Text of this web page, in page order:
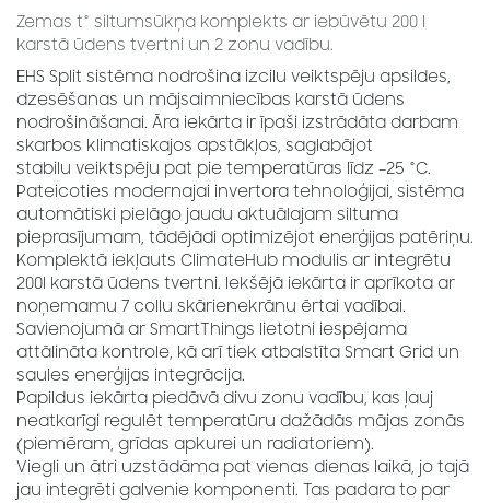
Zemas t° siltumsūkņa komplekts ar iebūvētu 200 l
karstā ūdens tvertni un 2 zonu vadību.
EHS Split sistēma nodrošina izcilu veiktspēju apsildes,
dzesēšanas un mājsaimniecības karstā ūdens
nodrošināšanai. Āra iekārta ir īpaši izstrādāta darbam
skarbos klimatiskajos apstākļos, saglabājot
stabilu veiktspēju pat pie temperatūras līdz –25 °C.
Pateicoties modernajai invertora tehnoloģijai, sistēma
automātiski pielāgo jaudu aktuālajam siltuma
pieprasījumam, tādējādi optimizējot enerģijas patēriņu.
Komplektā iekļauts ClimateHub modulis ar integrētu
200l karstā ūdens tvertni. Iekšējā iekārta ir aprīkota ar
noņemamu 7 collu skārienekrānu ērtai vadībai.
Savienojumā ar SmartThings lietotni iespējama
attālināta kontrole, kā arī tiek atbalstīta Smart Grid un
saules enerģijas integrācija.
Papildus iekārta piedāvā divu zonu vadību, kas ļauj
neatkarīgi regulēt temperatūru dažādās mājas zonās
(piemēram, grīdas apkurei un radiatoriem).
Viegli un ātri uzstādāma pat vienas dienas laikā, jo tajā
jau integrēti galvenie komponenti. Tas padara to par